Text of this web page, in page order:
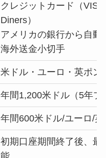
クレジットカード（
Diners）
アメリカの銀行から自動
海外送金小切手
米ドル・ユーロ・英ポン
年間1,200米ドル（5年
年間600米ドル/ユーロ/
初期口座期間終了後、